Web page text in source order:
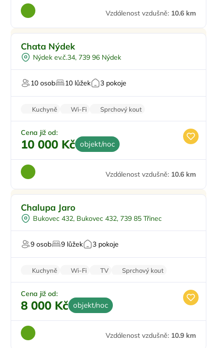
Vzdálenost vzdušně: 10.6 km
Pro milovníky přírody
Firemní akce/teambuilding
Chata Nýdek
Nýdek ev.č.34, 739 96 Nýdek
10 osob 10 lůžek 3 pokoje
Kuchyně Wi-Fi
Sprchový kout
Balkon/terasa
Zvířata povolena
Cena již od:
10 000 Kč objekt/noc
Vzdálenost vzdušně: 10.6 km
Vířivka
Sauna
Chalupa Jaro
Bukovec 432, Bukovec 432, 739 85 Třinec
9 osob 9 lůžek 3 pokoje
Kuchyně Wi-Fi TV
Sprchový kout
Bezbariérový vstup
Cena již od:
8 000 Kč objekt/noc
Vzdálenost vzdušně: 10.9 km